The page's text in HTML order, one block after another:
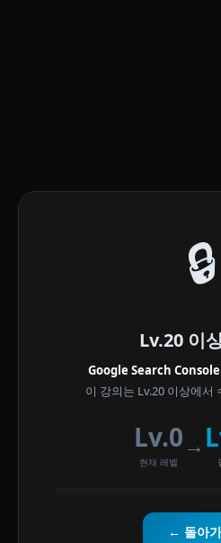
🔒
Lv.20 이
Google Search
이 강의는 Lv.20 이상에서
Lv.0
현재 레벨
→
← 돌아